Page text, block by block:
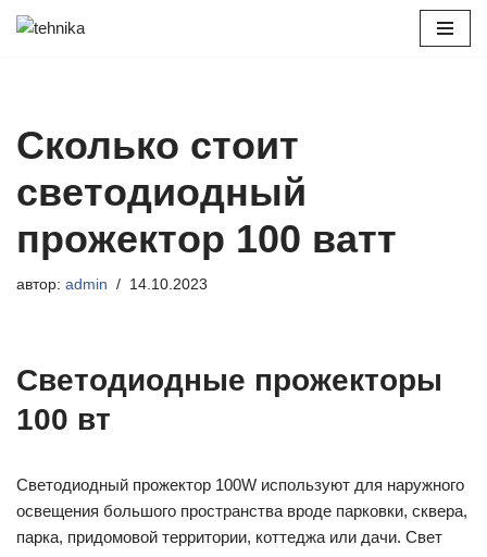
Сколько стоит
светодиодный
прожектор 100 ватт
автор: admin 14.10.2023
Светодиодные прожекторы
100 вт
Светодиодный прожектор 100W используют для наружного
освещения большого пространства вроде парковки, сквера,
парка, придомовой территории, коттеджа или дачи. Свет